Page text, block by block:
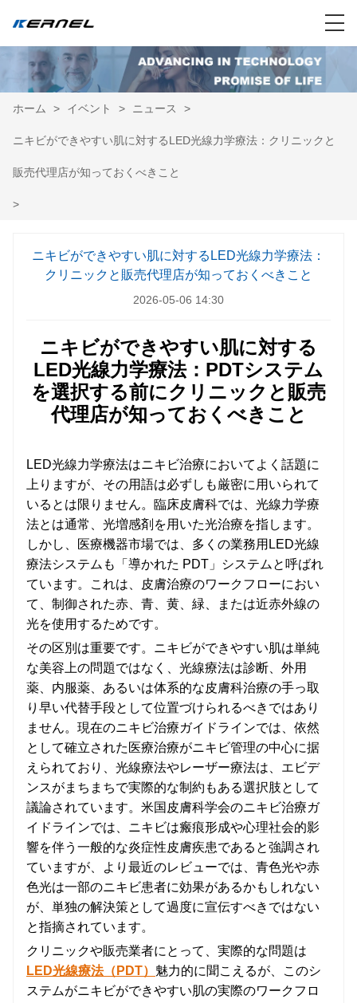
ホーム > イベント > ニュース >
ニキビができやすい肌に対するLED光線力学療法：クリニックと
販売代理店が知っておくべきこと
>
ニキビができやすい肌に対するLED光線力学療法：
クリニックと販売代理店が知っておくべきこと
2026-05-06 14:30
ニキビができやすい肌に対する
LED光線力学療法：PDTシステム
を選択する前にクリニックと販売
代理店が知っておくべきこと
LED光線力学療法はニキビ治療においてよく話題に
上りますが、その用語は必ずしも厳密に用いられて
いるとは限りません。臨床皮膚科では、光線力学療
法とは通常、光増感剤を用いた光治療を指します。
しかし、医療機器市場では、多くの業務用LED光線
療法システムも「導かれた PDT」システムと呼ばれ
ています。これは、皮膚治療のワークフローにおい
て、制御された赤、青、黄、緑、または近赤外線の
光を使用するためです。
その区別は重要です。ニキビができやすい肌は単純
な美容上の問題ではなく、光線療法は診断、外用
薬、内服薬、あるいは体系的な皮膚科治療の手っ取
り早い代替手段として位置づけられるべきではあり
ません。現在のニキビ治療ガイドラインでは、依然
として確立された医療治療がニキビ管理の中心に据
えられており、光線療法やレーザー療法は、エビデ
ンスがまちまちで実際的な制約もある選択肢として
議論されています。米国皮膚科学会のニキビ治療ガ
イドラインでは、ニキビは瘢痕形成や心理社会的影
響を伴う一般的な炎症性皮膚疾患であると強調され
ていますが、より最近のレビューでは、青色光や赤
色光は一部のニキビ患者に効果があるかもしれない
が、単独の解決策として過度に宣伝すべきではない
と指摘されています。
クリニックや販売業者にとって、実際的な問題は
LED光線療法（PDT） 魅力的に聞こえるが、このシ
ステムがニキビができやすい肌の実際のワークフロ